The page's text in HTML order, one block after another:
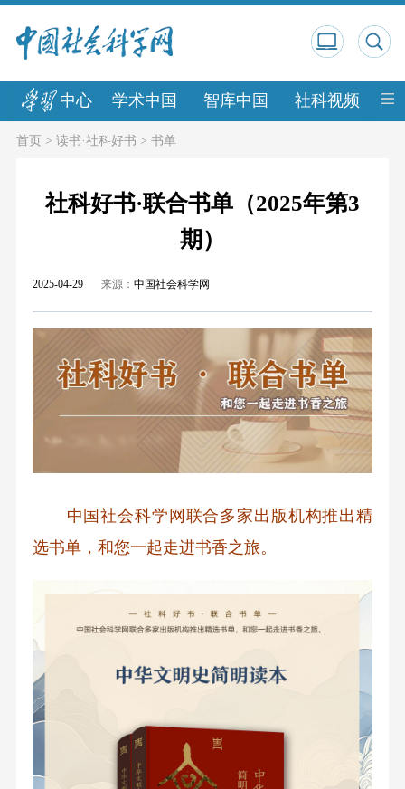
中心 学术中国 智库中国 社科视频 中
首页> 读书·社科好书 > 书单
社科好书·联合书单（2025年第3
期）
2025-04-29 来源： 中国社会科学网
中国社会科学网联合多家出版机构推出精
选书单，和您一起走进书香之旅。